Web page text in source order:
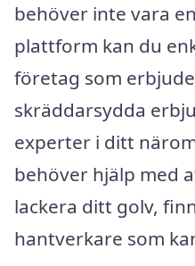
behöver inte vara
plattform kan du
företag som
skräddarsydda
experter i ditt
behöver hjälp med
lackera ditt golv,
hantverkare som